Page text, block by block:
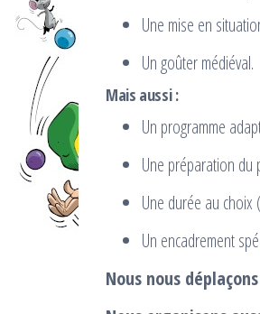
Une mise en
Un goûter médiéval.
Mais aussi :
Un programme
Une préparation du
Une durée au
Un encadrement
Nous nous